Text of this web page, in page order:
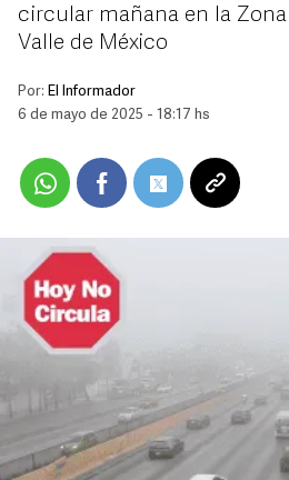
circular mañana en la
Valle de México
Por: El Informador
6 de mayo de 2025 - 18:17 hs